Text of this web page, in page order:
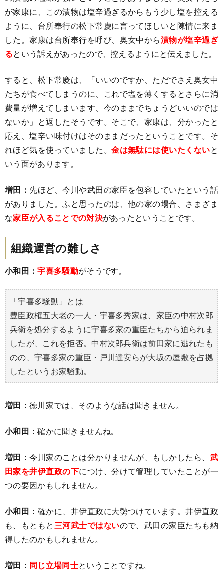
が家康に、この漬物は塩辛過ぎるからもう少し塩を控える
ように、台所奉行の松下常慶に言ってほしいと陳情に来ま
した。家康は台所奉行を呼び、奥女中から漬物が塩辛過ぎ
るという訴えがあったので、控えるようにと伝えました。
すると、松下常慶は、「いいのですか、ただでさえ奥女中
たちが食べてしまうのに、これで塩を薄くするとさらに消
費量が増えてしまいます、今のままでちょうどいいのでは
ないか」と返したそうです。そこで、家康は、分かったと
応え、塩辛い味付けはそのままだったということです。そ
れほど気を使っていました。金は無駄には使いたくないと
いう面があります。
増田： 先ほど、今川や武田の家臣を包容していたという話
がありました。ふと思ったのは、他の家の場合、さまざま
な家臣が入ることでの対決があったということです。
組織運営の難しさ
小和田：宇喜多騒動がそうです。
「宇喜多騒動」とは
豊臣政権五大老の一人・宇喜多秀家は、家臣の中村次郎
兵衛を処分するように宇喜多家の重臣たちから迫られま
したが、これを拒否。中村次郎兵衛は前田家に逃れたも
のの、宇喜多家の重臣・戸川達安らが大坂の屋敷を占拠
したというお家騒動。
増田： 徳川家では、そのような話は聞きません。
小和田：確かに聞きませんね。
増田：今川家のことは分かりませんが、もしかしたら、 武
田家を井伊直政の下につけ、分けて管理していたことが一
つの要因かもしれません。
小和田： 確かに、井伊直政に大勢つけています。井伊直政
も、もともと三河武士ではないので、武田の家臣たちも納
得したのかもしれません。
増田： 同じ立場同士ということですね。